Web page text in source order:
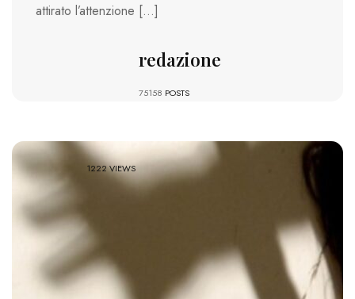
attirato l’attenzione […]
redazione
75158 POSTS
1222 VIEWS